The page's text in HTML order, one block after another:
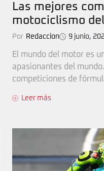
Las mejores
motociclismo
Por Redaccion 9 junio,
El mundo del motor es
apasionantes del
competiciones de
Leer más